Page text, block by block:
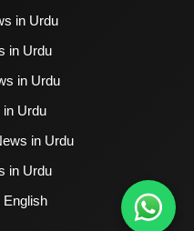
in Urdu
in Urdu
in Urdu
in Urdu
in Urdu
in Urdu